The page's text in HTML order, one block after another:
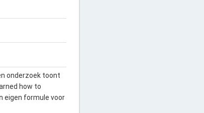
onderzoek toont
how to
eigen formule voor